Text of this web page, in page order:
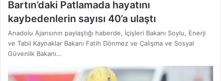
Bartın’daki Patlamada hayatını
kaybedenlerin sayısı 40’a ulaştı
Anadolu Ajansının paylaştığı haberde, İçişleri Bakanı Soylu, Enerji
ve Tabii Kaynaklar Bakanı Fatih Dönmez ve Çalışma ve Sosyal
Güvenlik Bakanı…